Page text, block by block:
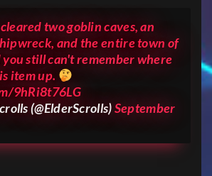
two goblin caves, an
and the entire town of
still can't remember where
item up.
9hRi8t76LG
(@ElderScrolls)September